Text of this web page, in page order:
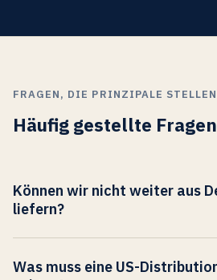
FRAGEN, DIE PRINZIPALE STELLEN
Häufig gestellte
Können wir nicht weiter aus
liefern?
längerer Kaufweg, unsichere
Was muss eine US-